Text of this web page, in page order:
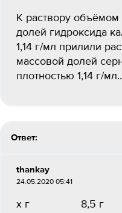
К раствору
долей гидроксида
1,14 г/мл прилили
массовой долей
плотностью 1,14 г/
Ответ:
thankay
24.05.2020 05:41
х г